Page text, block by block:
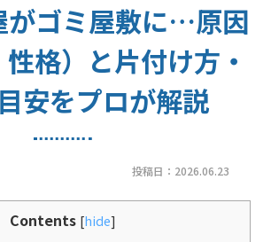
がゴミ屋敷に…原因
性格）と片付け方・
安をプロが解説
投稿日： 2026.06.23
Contents [hide]